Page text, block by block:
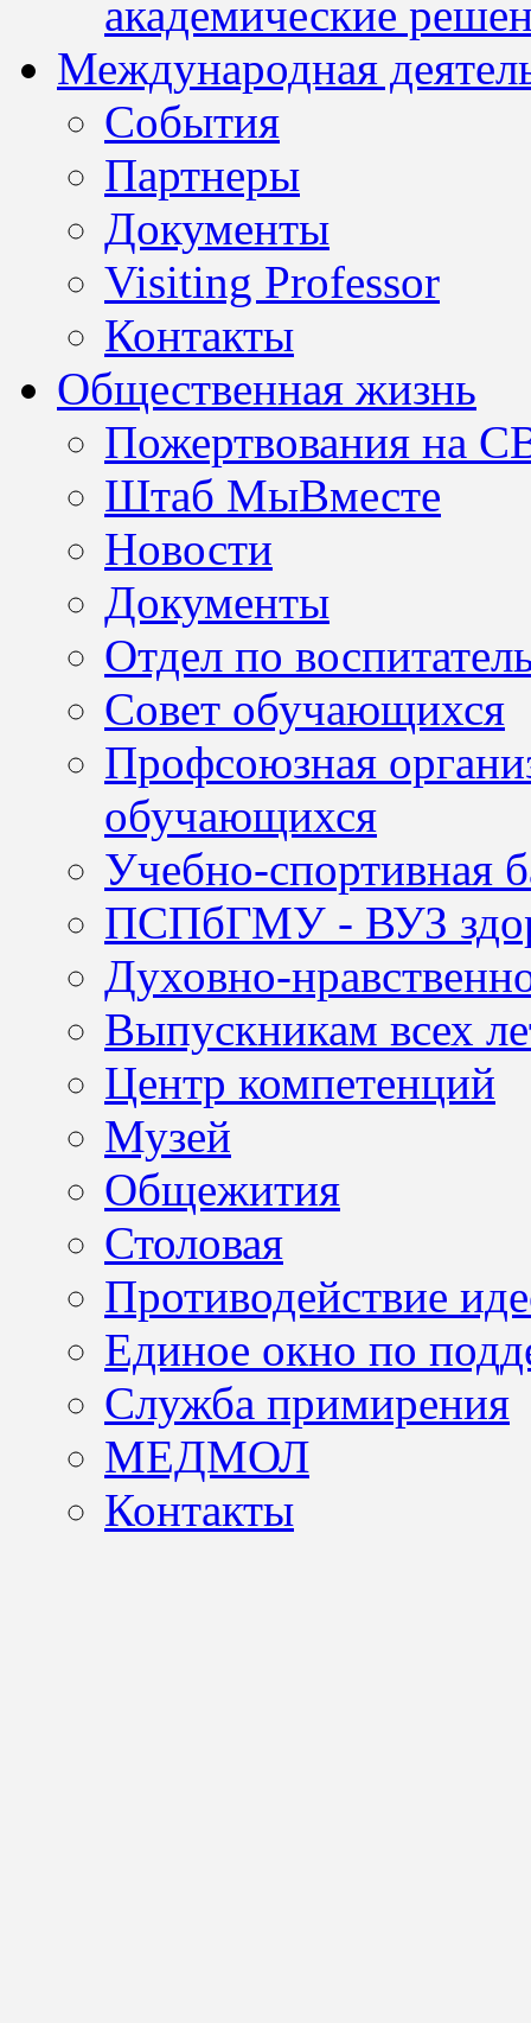
академические
Международная
События
Партнеры
Документы
Visiting Professor
Контакты
Общественная жизнь
Пожертвования на
Штаб МыВместе
Новости
Документы
Отдел по
Совет обучающихся
Профсоюзная
обучающихся
Учебно-спортивная
ПСПбГМУ - ВУЗ
Духовно-
Выпускникам всех
Центр компетенций
Музей
Общежития
Столовая
Противодействие
Единое окно по
Служба примирения
МЕДМОЛ
Контакты